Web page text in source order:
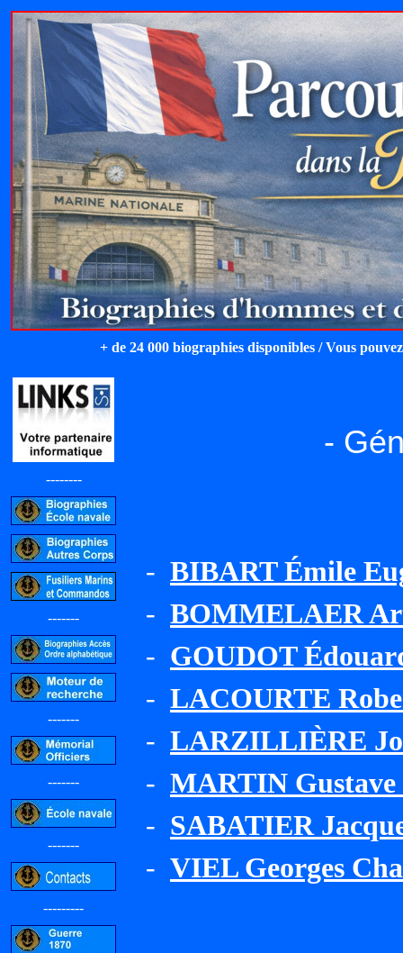
+ de 24 000 biographies disponibles / Vous
--------
-------
-------
-------
-------
---------
-
- BIBART Émile
- BOMMELAER
- GOUDOT
- LACOURTE
- LARZILLIÈRE
- MARTIN
- SABATIER
- VIEL Georges